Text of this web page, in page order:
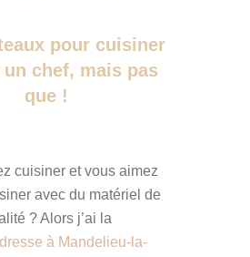
pour cuisiner
un chef, mais pas
que !
cuisiner et vous aimez
avec du matériel de
? Alors j’ai la
à Mandelieu-la-